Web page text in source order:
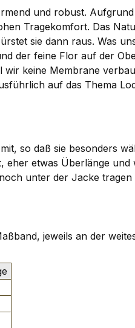
und robust.
Tragekomfort. Das
sie dann raus. Was
der feine Flor auf der
keine Membrane
auf das Thema
so daß sie besonders
etwas Überlänge
unter der Jacke
jeweils an der